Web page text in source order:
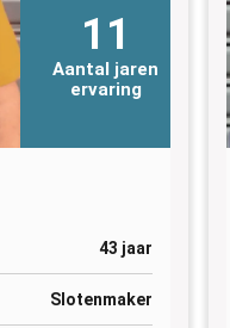
11
Aantal jaren
ervaring
43 jaar
Slotenmaker